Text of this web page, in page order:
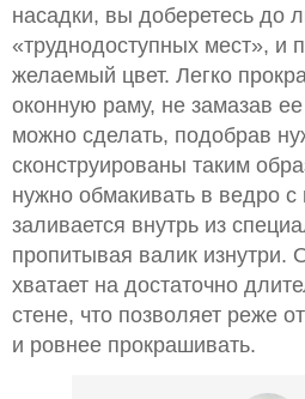
насадки, вы доберетесь до
«труднодоступных мест», и
желаемый цвет. Легко
оконную раму, не замазав
можно сделать, подобрав
сконструированы таким
нужно обмакивать в ведро с
заливается внутрь из
пропитывая валик изнутри.
хватает на достаточно
стене, что позволяет реже
и ровнее прокрашивать.